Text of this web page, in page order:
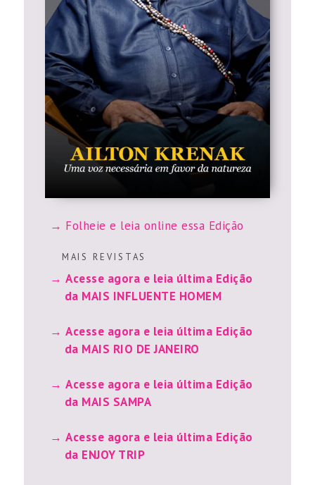
Folheie e leia online essa Edição
M A I S R E V I S T A S
Acesse agora e leia última Edição
da MAIS INFLUENTE HOMEM
Acesse agora e leia última Edição
da MAIS RIO DE JANEIRO
Acesse agora e leia última Edição
da MAIS SAMPA
Acesse agora e leia última Edição
da ENJOY TRIP